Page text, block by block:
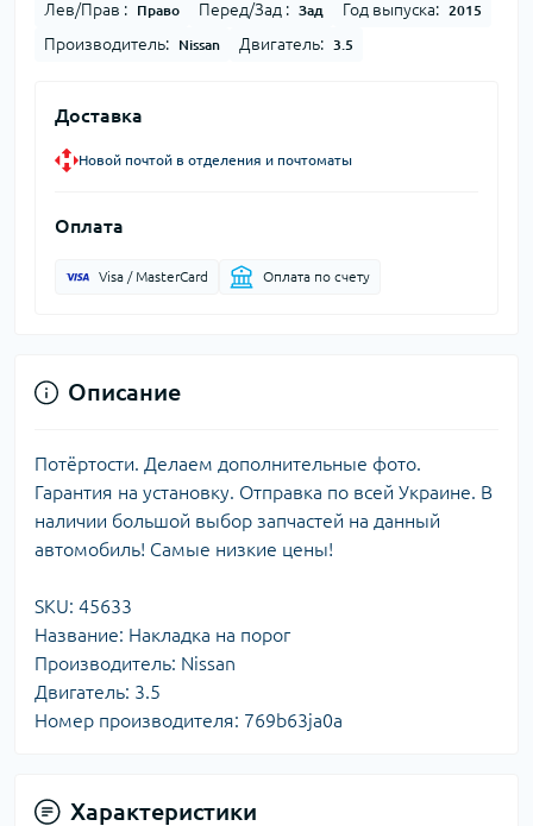
Лев/Прав : Право Перед/Зад : Зад Год выпуска: 2015
Производитель: Nissan Двигатель: 3.5
Доставка
Новой почтой в отделения и почтоматы
Оплата
Visa / MasterCard Оплата по счету
Описание
Потёртости. Делаем дополнительные фото.
Гарантия на установку. Отправка по всей Украине. В
наличии большой выбор запчастей на данный
автомобиль! Самые низкие цены!
SKU: 45633
Название: Накладка на порог
Производитель: Nissan
Двигатель: 3.5
Номер производителя: 769b63ja0a
Характеристики